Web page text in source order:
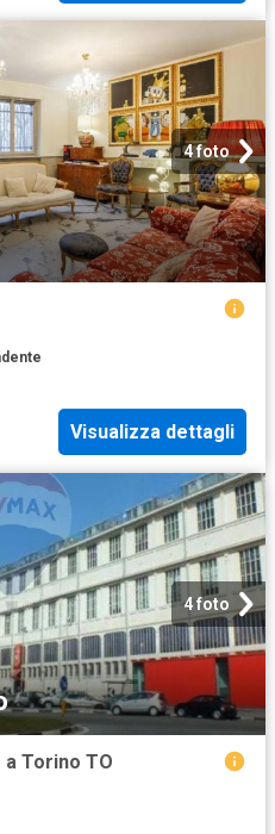
4 foto
Visualizza dettagli
4 foto
Torino TO